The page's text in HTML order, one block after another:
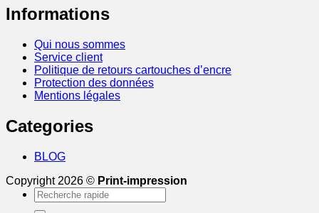
Informations
Qui nous sommes
Service client
Politique de retours cartouches d’encre
Protection des données
Mentions légales
Categories
BLOG
Copyright 2026 © Print-impression
Recherche
pour :